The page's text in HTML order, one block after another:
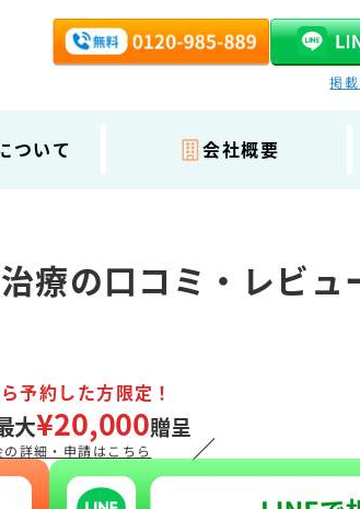
掲
ついて 会社概要
療の口コミ・レビュ
予約した方限定！
大¥20,000贈呈
の詳細・申請はこちら ／